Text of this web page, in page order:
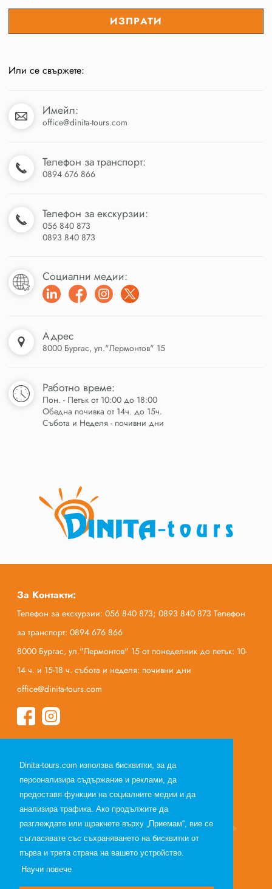
Dinita-tours.com използва бисквитки, за да
персонализира съдържание и реклами, да
предоставя функции на социалните медии и да
анализира трафика. Ако продължите да
разглеждате или щракнете върху „Приемам“, вие се
съгласявате със съхраняването на бисквитки от
първа и трета страна на вашето устройство.
Научи повече
Или се свържете:
Имейл:
office@dinita-tours.com
Телефон за транспорт:
0894 676 866
Телефон за екскурзии:
056 840 873
0893 840 873
Социални медии:
Адрес
8000 Бургас, ул."Лермонтов" 15
Работно време:
Пон. - Петък от 10:00 до 18:00
Обедна почивка от 14ч. до 15ч.
Събота и Неделя - почивни дни
За Контакти:
Телефон за екскурзии: 056 840 873; 0893 840 873 Телефон
за транспорт: 0894 676 866
8000 Бургас, ул."Лермонтов" 15 от понеделник до петък: 10-
14 ч. и 15-18 ч. събота и неделя: почивни дни
office@dinita-tours.com
За нас
Полезна информация
Общи условия по договор за екскурзия
Общи условия по договор за почивка
Лични данни
Партньори